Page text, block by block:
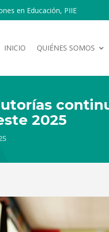
en Educación, PIIE
INICIO QUIÉNES SOMOS
2025